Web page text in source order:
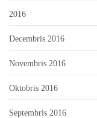
2016
Decembris 2016
Novembris 2016
Oktobris 2016
Septembris 2016